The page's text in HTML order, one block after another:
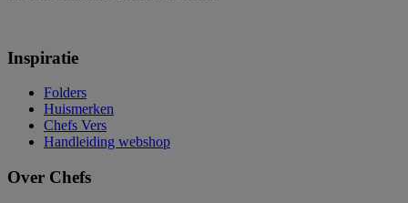
Inspiratie
Folders
Huismerken
Chefs Vers
Handleiding webshop
Over Chefs